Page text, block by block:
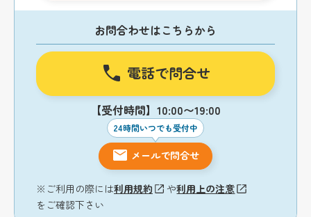
お問合わせはこちらから
電話で問合せ
【受付時間】10:00〜19:00
24時間いつでも受付中
メールで問合せ
※ご利用の際には利用規約 や利用上の注意
をご確認下さい